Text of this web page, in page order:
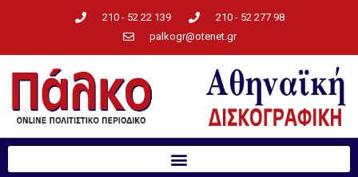
210 - 52 22 139
210 - 52 277 98
palkogr@otenet.gr